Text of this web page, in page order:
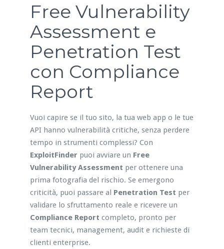
Free Vulnerability
Assessment e
Penetration Test
con Compliance
Report
Vuoi capire se il tuo sito, la tua web app o le tue
API hanno vulnerabilità critiche, senza perdere
tempo in strumenti complessi? Con
ExploitFinder puoi avviare un Free
Vulnerability Assessment per ottenere una
prima fotografia del rischio. Se emergono
criticità, puoi passare al Penetration Test per
validare lo sfruttamento reale e ricevere un
Compliance Report completo, pronto per
team tecnici, management, audit e richieste di
clienti enterprise.